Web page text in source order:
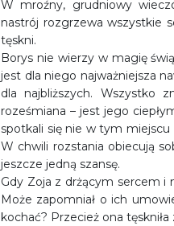
W mroźny, grudniowy
nastrój rozgrzewa wszystkie
tęskni.
Borys nie wierzy w magię
jest dla niego najważniejsza
dla najbliższych. Wszystko
roześmiana – jest jego
spotkali się nie w tym
W chwili rozstania obiecują
jeszcze jedną szansę.
Gdy Zoja z drżącym sercem i
Może zapomniał o ich
kochać? Przecież ona